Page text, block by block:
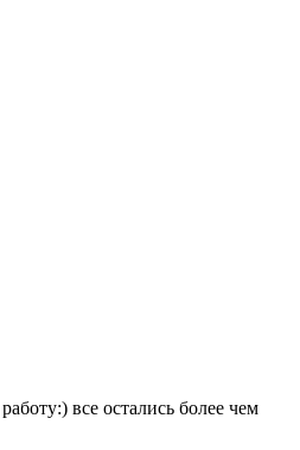
все остались более чем